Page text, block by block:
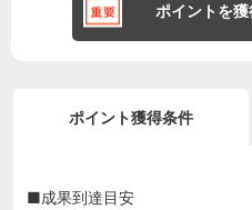
ポイントを
ポイント獲得条件
■成果到達目安